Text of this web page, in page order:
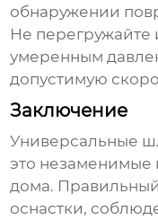
обнаружении
Не перегружайте
умеренным
допустимую
Заключение
Универсальные
это незаменимые
дома.
оснастки,